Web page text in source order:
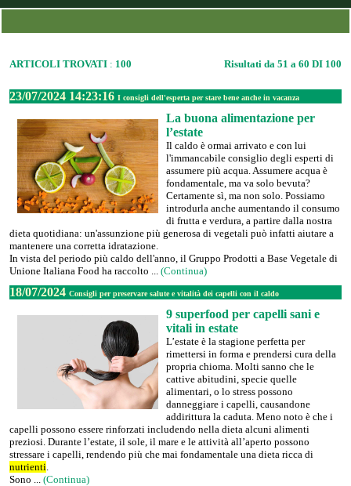
ARTICOLI TROVATI : 100 Risultati da 51 a 60 DI 100
23/07/2024 14:23:16 I consigli dell'esperta per stare bene anche in vacanza
La buona alimentazione per
l’estate
Il caldo è ormai arrivato e con lui
l'immancabile consiglio degli esperti di
assumere più acqua. Assumere acqua è
fondamentale, ma va solo bevuta?
Certamente sì, ma non solo. Possiamo
introdurla anche aumentando il consumo
di frutta e verdura, a partire dalla nostra
dieta quotidiana: un'assunzione più generosa di vegetali può infatti aiutare a
mantenere una corretta idratazione.
In vista del periodo più caldo dell'anno, il Gruppo Prodotti a Base Vegetale di
Unione Italiana Food ha raccolto ... (Continua)
18/07/2024 Consigli per preservare salute e vitalità dei capelli con il caldo
9 superfood per capelli sani e
vitali in estate
L’estate è la stagione perfetta per
rimettersi in forma e prendersi cura della
propria chioma. Molti sanno che le
cattive abitudini, specie quelle
alimentari, o lo stress possono
danneggiare i capelli, causandone
addirittura la caduta. Meno noto è che i
capelli possono essere rinforzati includendo nella dieta alcuni alimenti
preziosi. Durante l’estate, il sole, il mare e le attività all’aperto possono
stressare i capelli, rendendo più che mai fondamentale una dieta ricca di
nutrienti.
Sono ... (Continua)